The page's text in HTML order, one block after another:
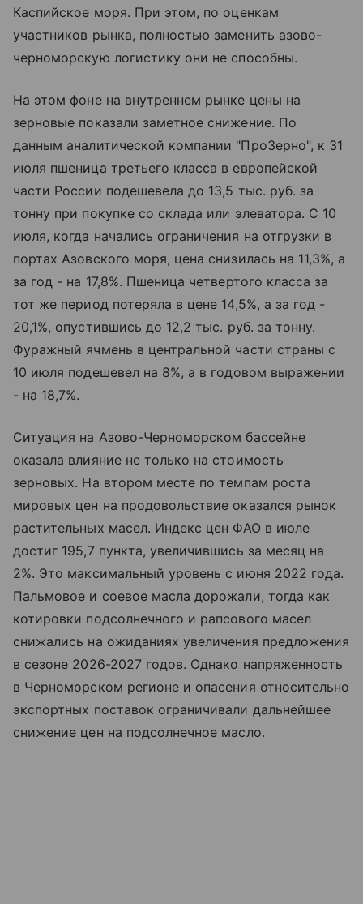
Каспийское моря. При этом, по оценкам
участников рынка, полностью заменить азово-
черноморскую логистику они не способны.
На этом фоне на внутреннем рынке цены на
зерновые показали заметное снижение. По
данным аналитической компании "ПроЗерно", к 31
июля пшеница третьего класса в европейской
части России подешевела до 13,5 тыс. руб. за
тонну при покупке со склада или элеватора. С 10
июля, когда начались ограничения на отгрузки в
портах Азовского моря, цена снизилась на 11,3%, а
за год - на 17,8%. Пшеница четвертого класса за
тот же период потеряла в цене 14,5%, а за год -
20,1%, опустившись до 12,2 тыс. руб. за тонну.
Фуражный ячмень в центральной части страны с
10 июля подешевел на 8%, а в годовом выражении
- на 18,7%.
Ситуация на Азово-Черноморском бассейне
оказала влияние не только на стоимость
зерновых. На втором месте по темпам роста
мировых цен на продовольствие оказался рынок
растительных масел. Индекс цен ФАО в июле
достиг 195,7 пункта, увеличившись за месяц на
2%. Это максимальный уровень с июня 2022 года.
Пальмовое и соевое масла дорожали, тогда как
котировки подсолнечного и рапсового масел
снижались на ожиданиях увеличения предложения
в сезоне 2026-2027 годов. Однако напряженность
в Черноморском регионе и опасения относительно
экспортных поставок ограничивали дальнейшее
снижение цен на подсолнечное масло.